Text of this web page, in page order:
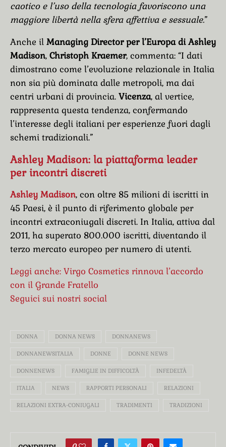
caotico e l’uso della tecnologia favoriscono una
maggiore libertà nella sfera affettiva e sessuale.”
Anche il Managing Director per l’Europa di Ashley
Madison, Christoph Kraemer, commenta: “I dati
dimostrano come l’evoluzione relazionale in Italia
non sia più dominata dalle metropoli, ma dai
centri urbani di provincia. Vicenza, al vertice,
rappresenta questa tendenza, confermando
l’interesse degli italiani per esperienze fuori dagli
schemi tradizionali.”
Ashley Madison: la piattaforma leader
per incontri discreti
Ashley Madison, con oltre 85 milioni di iscritti in
45 Paesi, è il punto di riferimento globale per
incontri extraconiugali discreti. In Italia, attiva dal
2011, ha superato 800.000 iscritti, diventando il
terzo mercato europeo per numero di utenti.
Leggi anche: Virgo Cosmetics rinnova l’accordo
con il Grande Fratello
Seguici sui nostri social
DONNA DONNA NEWS DONNANEWS
DONNANEWSITALIA DONNE DONNE NEWS
DONNENEWS FAMIGLIE IN DIFFICOLTÀ INFEDELTÀ
ITALIA NEWS RAPPORTI PERSONALI RELAZIONI
RELAZIONI EXTRA-CONIUGALI TRADIMENTI TRADIZIONI